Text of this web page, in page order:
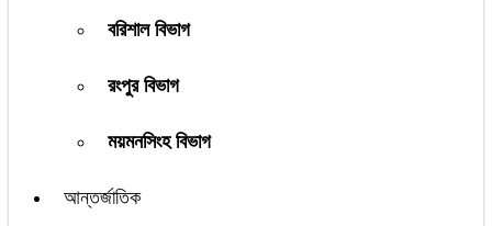
বরিশাল বিভাগ
রংপুর বিভাগ
ময়মনসিংহ বিভাগ
আন্তর্জাতিক